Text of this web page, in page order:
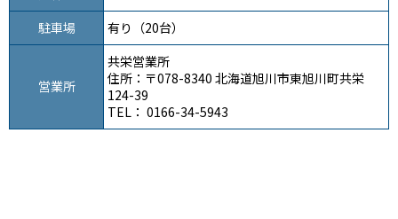
駐車場
有り（20台）
営業所
共栄営業所
住所：〒078-8340 北海道旭川市東旭川町共栄
124-39
TEL：0166-34-5943